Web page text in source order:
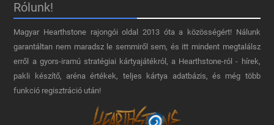
Rólunk!
Magyar Hearthstone​ rajongói oldal 2013 óta a közösségért! Nálunk
garantáltan nem maradsz le semmiről sem, és itt mindent megtalálsz
erről a gyors-iramú stratégiai kártyajátékról, a Hearthstone-ról - hírek,
pakli készítő, aréna értékek, teljes kártya adatbázis, és még több
funkció regisztráció után!